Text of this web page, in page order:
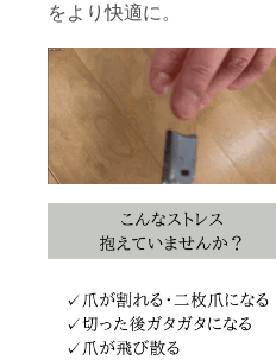
をより快適に。